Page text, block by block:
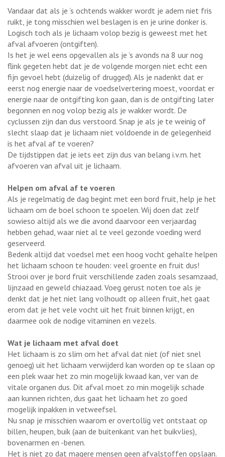
Vandaar dat als je ‘s ochtends wakker wordt je adem niet fris
ruikt, je tong misschien wel beslagen is en je urine donker is.
Logisch toch als je lichaam volop bezig is geweest met het
afval afvoeren (ontgiften).
Is het je wel eens opgevallen als je ’s avonds na 8 uur nog
flink gegeten hebt dat je de volgende morgen niet echt een
fijn gevoel hebt (duizelig of drugged). Als je nadenkt dat er
eerst nog energie naar de voedselvertering moest, voordat er
energie naar de ontgifting kon gaan, dan is de ontgifting later
begonnen en nog volop bezig als je wakker wordt. De
cyclussen zijn dan dus verstoord. Snap je als je te weinig of
slecht slaap dat je lichaam niet voldoende in de gelegenheid
is het afval af te voeren?
De tijdstippen dat je iets eet zijn dus van belang i.v.m. het
afvoeren van afval uit je lichaam.
Helpen om afval af te voeren
Als je regelmatig de dag begint met een bord fruit, help je het
lichaam om de boel schoon te spoelen. Wij doen dat zelf
sowieso altijd als we die avond daarvoor een verjaardag
hebben gehad, waar niet al te veel gezonde voeding werd
geserveerd.
Bedenk altijd dat voedsel met een hoog vocht gehalte helpen
het lichaam schoon te houden: veel groente en fruit dus!
Strooi over je bord fruit verschillende zaden zoals sesamzaad,
lijnzaad en geweld chiazaad. Voeg gerust noten toe als je
denkt dat je het niet lang volhoudt op alleen fruit, het gaat
erom dat je het vele vocht uit het fruit binnen krijgt, en
daarmee ook de nodige vitaminen en vezels.
Wat je lichaam met afval doet
Het lichaam is zo slim om het afval dat niet (of niet snel
genoeg) uit het lichaam verwijderd kan worden op te slaan op
een plek waar het zo min mogelijk kwaad kan, ver van de
vitale organen dus. Dit afval moet zo min mogelijk schade
aan kunnen richten, dus gaat het lichaam het zo goed
mogelijk inpakken in vetweefsel.
Nu snap je misschien waarom er overtollig vet ontstaat op
billen, heupen, buik (aan de buitenkant van het buikvlies),
bovenarmen en -benen.
Het is niet zo dat magere mensen geen afvalstoffen opslaan.